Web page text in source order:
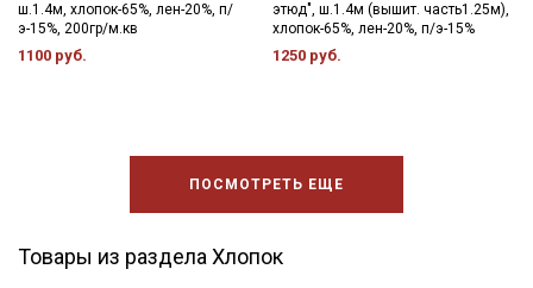
ш.1.4м, хлопок-65%, лен-20%, п/
э-15%, 200гр/м.кв
1100 руб.
этюд", ш.1.4м (вышит. часть1.25м),
хлопок-65%, лен-20%, п/э-15%
1250 руб.
ПОСМОТРЕТЬ ЕЩЕ
Товары из раздела Хлопок